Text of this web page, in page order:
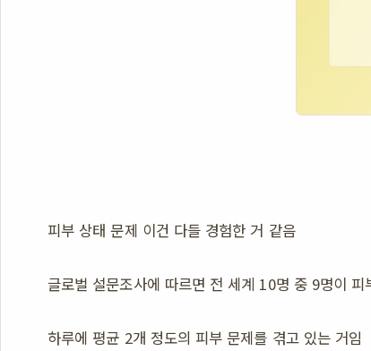
피부 상태 문제 이건 다들 경험한 거 같음
글로벌 설문조사에 따르면 전 세계 10명 중 9명이
하루에 평균 2개 정도의 피부 문제를 겪고 있는 거임